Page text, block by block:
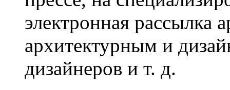
электронная рассылка
архитектурным и
дизайнеров и т. д.